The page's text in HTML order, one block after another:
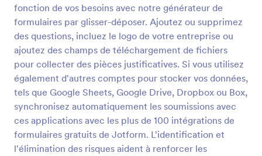
fonction de vos besoins avec notre générateur de
formulaires par glisser-déposer. Ajoutez ou supprimez
des questions, incluez le logo de votre entreprise ou
ajoutez des champs de téléchargement de fichiers
pour collecter des pièces justificatives. Si vous utilisez
également d'autres comptes pour stocker vos données,
tels que Google Sheets, Google Drive, Dropbox ou Box,
synchronisez automatiquement les soumissions avec
ces applications avec les plus de 100 intégrations de
formulaires gratuits de Jotform. L'identification et
l'élimination des risques aident à renforcer les
Formulaire Jeu Concours Sur Le Miel
Formulaire avec questions sur le thème du miel pour
un jeu concours, avec recueil des données
personnelles des répondants.
Go to Category:
Formulaires abrégés
Utiliser le modèle
Prévisualiser